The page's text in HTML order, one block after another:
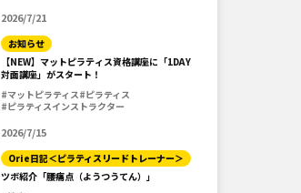
2026/7/21
お知らせ
【NEW】マットピラティス資格講座に「1DAY
対面講座」がスタート！
#マットピラティス#ピラティス
#ピラティスインストラクター
2026/7/15
Orie日記＜ピラティスリードトレーナー＞
ツボ紹介「腰痛点（ようつうてん）」